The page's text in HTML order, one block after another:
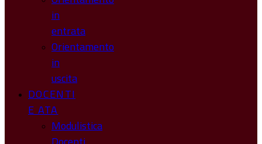
in
entrata
Orientamento
in
uscita
DOCENTI
E ATA
Modulistica